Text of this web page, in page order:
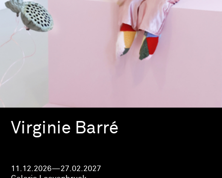
Virginie Barré
11.12.2026—27.02.2027